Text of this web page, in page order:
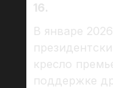
16.
В январе
кресло
поддержке